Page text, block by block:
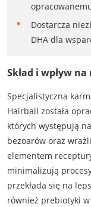
Dostarcza
DHA dla
Skład i wpływ
Specjalistyczna
Hairball została
których występują
bezoarów oraz
elementem
minimalizują
przekłada się na
również prebiotyki